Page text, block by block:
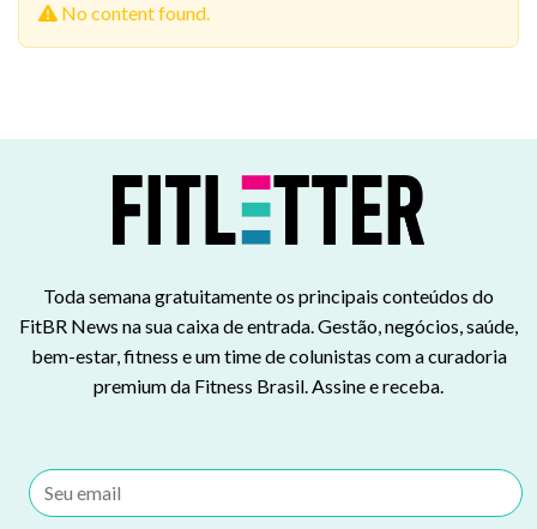
No content found.
Toda semana gratuitamente os principais conteúdos do
FitBR News na sua caixa de entrada. Gestão, negócios, saúde,
bem-estar, fitness e um time de colunistas com a curadoria
premium da Fitness Brasil. Assine e receba.